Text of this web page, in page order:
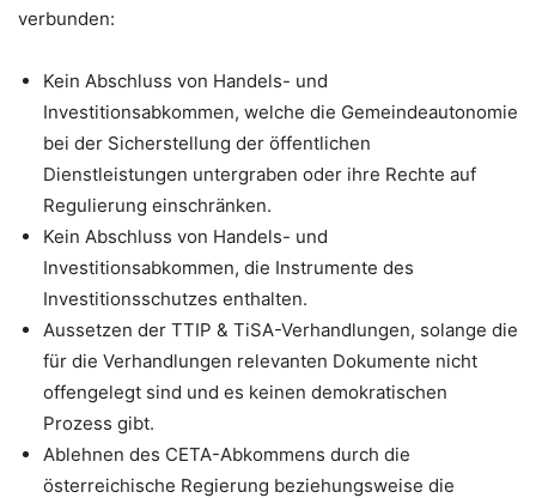
verbunden:
Kein Abschluss von Handels- und
Investitionsabkommen, welche die Gemeindeautonomie
bei der Sicherstellung der öffentlichen
Dienstleistungen untergraben oder ihre Rechte auf
Regulierung einschränken.
Kein Abschluss von Handels- und
Investitionsabkommen, die Instrumente des
Investitionsschutzes enthalten.
Aussetzen der TTIP & TiSA-Verhandlungen, solange die
für die Verhandlungen relevanten Dokumente nicht
offengelegt sind und es keinen demokratischen
Prozess gibt.
Ablehnen des CETA-Abkommens durch die
österreichische Regierung beziehungsweise die